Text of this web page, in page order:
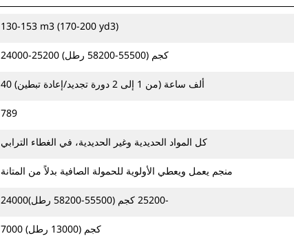
130-153 m3 (170-200 yd3)
24000-25200 كجم (55500-58200 رطل)
40 ألف ساعة (من 1 إلى 2 دورة تجديد/إعادة تبطين)
789
كل المواد الحديدية وغير الحديدية، في الغطاء الترابي
منجم يعمل ويعطي الأولوية للحمولة الصافية بدلاً من المتانة
24000‏-25200 كجم (55500-58200 رطل)
7000 كجم (13000 رطل)